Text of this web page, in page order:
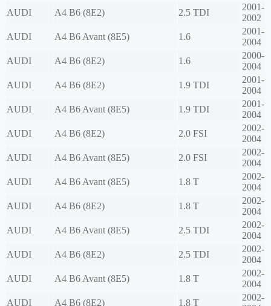
AUDI
A4 B6 (8E2) 2.5 TDI
2001-
2002
AUDI
A4 B6 Avant (8E5) 1.6
2001-
2004
AUDI
A4 B6 (8E2) 1.6
2000-
2004
AUDI
A4 B6 (8E2) 1.9 TDI
2001-
2004
AUDI
A4 B6 Avant (8E5) 1.9 TDI
2001-
2004
AUDI
A4 B6 (8E2) 2.0 FSI
2002-
2004
AUDI
A4 B6 Avant (8E5) 2.0 FSI
2002-
2004
AUDI
A4 B6 Avant (8E5) 1.8 T
2002-
2004
AUDI
A4 B6 (8E2) 1.8 T
2002-
2004
AUDI
A4 B6 Avant (8E5) 2.5 TDI
2002-
2004
AUDI
A4 B6 (8E2) 2.5 TDI
2002-
2004
AUDI
A4 B6 Avant (8E5) 1.8 T
2002-
2004
AUDI
A4 B6 (8E2) 1.8 T
2002-